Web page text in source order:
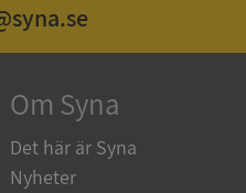
Om Syna
Det här är Syna
Nyheter
Google LLC
www.google.com